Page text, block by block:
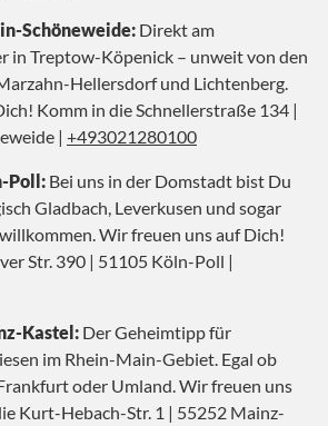
Schöneweide: Direkt am
in Treptow-Köpenick – unweit von den
Hellersdorf und Lichtenberg.
Komm in die Schnellerstraße 134 |
| +493021280100
Poll: Bei uns in der Domstadt bist Du
Gladbach, Leverkusen und sogar
Wir freuen uns auf Dich!
Str. 390 | 51105 Köln-Poll |
Kastel: Der Geheimtipp für
im Rhein-Main-Gebiet. Egal ob
oder Umland. Wir freuen uns
Kurt-Hebach-Str. 1 | 55252 Mainz-